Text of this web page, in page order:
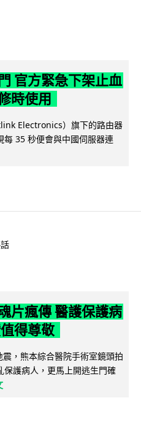
官方緊急下架止血
時使用
Electronics）旗下的路由器
每 35 秒便會與中國伺服器連
片瘋傳 醫護保護病
得尊敬
，熊本綜合醫院手術室鏡頭拍
護病人，更馬上開逃生門確